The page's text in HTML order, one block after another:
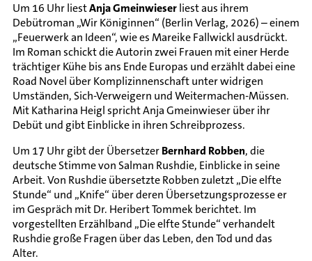
Um 16 Uhr liestAnja Gmeinwieserliest aus ihrem
Debütroman „Wir Königinnen“ (Berlin Verlag, 2026) – einem
„Feuerwerk an Ideen“, wie es Mareike Fallwickl ausdrückt.
Im Roman schickt die Autorin zwei Frauen mit einer Herde
trächtiger Kühe bis ans Ende Europas und erzählt dabei eine
Road Novel über Komplizinnenschaft unter widrigen
Umständen, Sich-Verweigern und Weitermachen-Müssen.
Mit Katharina Heigl spricht Anja Gmeinwieser über ihr
Debüt und gibt Einblicke in ihren Schreibprozess.
Um 17 Uhr gibt der ÜbersetzerBernhard Robben, die
deutsche Stimme von Salman Rushdie, Einblicke in seine
Arbeit. Von Rushdie übersetzte Robben zuletzt „Die elfte
Stunde“ und „Knife“ über deren Übersetzungsprozesse er
im Gespräch mit Dr. Heribert Tommek berichtet. Im
vorgestellten Erzählband „Die elfte Stunde“ verhandelt
Rushdie große Fragen über das Leben, den Tod und das
Alter.